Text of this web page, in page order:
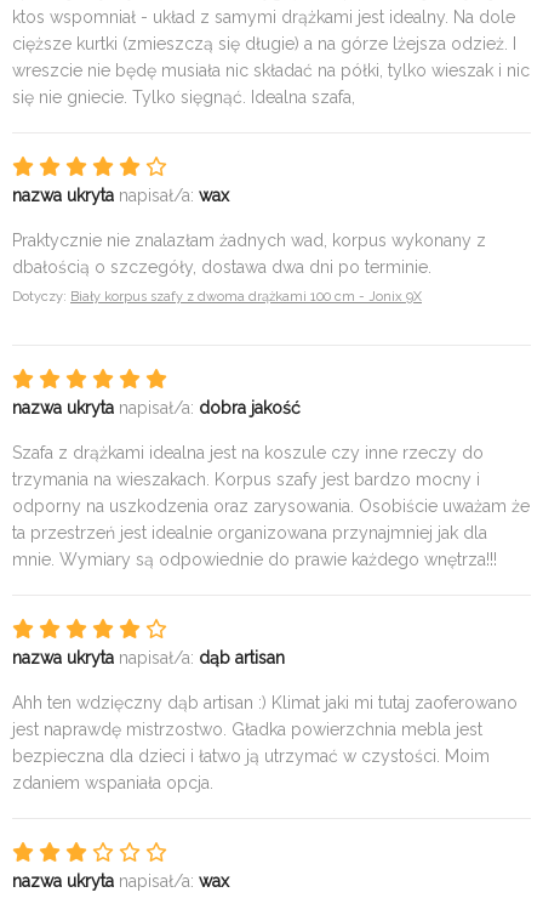
ktos wspomniał - układ z samymi drążkami jest idealny. Na dole
cięższe kurtki (zmieszczą się długie) a na górze lżejsza odzież. I
wreszcie nie będę musiała nic składać na półki, tylko wieszak i nic
się nie gniecie. Tylko sięgnąć. Idealna szafa,
nazwa ukryta napisał/a: wax
Praktycznie nie znalazłam żadnych wad, korpus wykonany z
dbałością o szczegóły, dostawa dwa dni po terminie.
Dotyczy: Biały korpus szafy z dwoma drążkami 100 cm - Jonix 9X
nazwa ukryta napisał/a: dobra jakość
Szafa z drążkami idealna jest na koszule czy inne rzeczy do
trzymania na wieszakach. Korpus szafy jest bardzo mocny i
odporny na uszkodzenia oraz zarysowania. Osobiście uważam że
ta przestrzeń jest idealnie organizowana przynajmniej jak dla
mnie. Wymiary są odpowiednie do prawie każdego wnętrza!!!
nazwa ukryta napisał/a: dąb artisan
Ahh ten wdzięczny dąb artisan :) Klimat jaki mi tutaj zaoferowano
jest naprawdę mistrzostwo. Gładka powierzchnia mebla jest
bezpieczna dla dzieci i łatwo ją utrzymać w czystości. Moim
zdaniem wspaniała opcja.
nazwa ukryta napisał/a: wax